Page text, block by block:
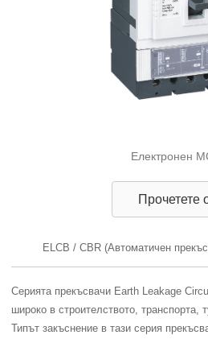
Електронен
Прочетете
ELCB / CBR (Автоматичен
Серията прекъсвачи Earth Leakage
широко в строителството, транспорта,
Типът закъснение в тази серия